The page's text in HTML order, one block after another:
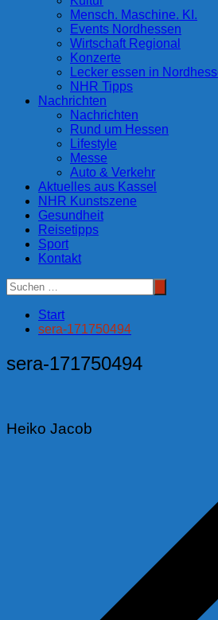
Mensch. Maschine. KI.
Events Nordhessen
Wirtschaft Regional
Konzerte
Lecker essen in
NHR Tipps
Nachrichten
Nachrichten
Rund um Hessen
Lifestyle
Messe
Auto & Verkehr
Aktuelles aus Kassel
NHR Kunstszene
Gesundheit
Reisetipps
Sport
Kontakt
Start
sera-171750494
sera-171750494
Heiko Jacob